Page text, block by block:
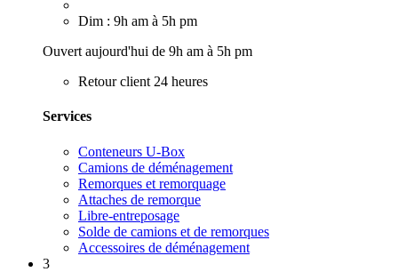
Dim : 9h am à 5h pm
Ouvert aujourd'hui de 9h am à 5h pm
Retour client 24 heures
Services
Conteneurs U-Box
Camions de déménagement
Remorques et remorquage
Attaches de remorque
Libre-entreposage
Solde de camions et de remorques
Accessoires de déménagement
3